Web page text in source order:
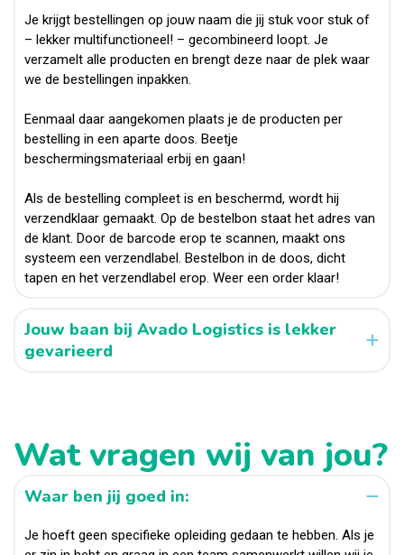
Je krijgt bestellingen op jouw naam die jij stuk voor stuk of
– lekker multifunctioneel! – gecombineerd loopt. Je
verzamelt alle producten en brengt deze naar de plek waar
we de bestellingen inpakken.
Eenmaal daar aangekomen plaats je de producten per
bestelling in een aparte doos. Beetje
beschermingsmateriaal erbij en gaan!
Als de bestelling compleet is en beschermd, wordt hij
verzendklaar gemaakt. Op de bestelbon staat het adres van
de klant. Door de barcode erop te scannen, maakt ons
systeem een verzendlabel. Bestelbon in de doos, dicht
tapen en het verzendlabel erop. Weer een order klaar!
Jouw baan bij Avado Logistics is lekker
gevarieerd
Wat vragen wij van jou?
Waar ben jij goed in:
Je hoeft geen specifieke opleiding gedaan te hebben. Als je